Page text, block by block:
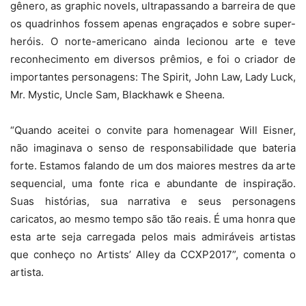
gênero, as graphic novels, ultrapassando a barreira de que
os quadrinhos fossem apenas engraçados e sobre super-
heróis. O norte-americano ainda lecionou arte e teve
reconhecimento em diversos prêmios, e foi o criador de
importantes personagens: The Spirit, John Law, Lady Luck,
Mr. Mystic, Uncle Sam, Blackhawk e Sheena.
“Quando aceitei o convite para homenagear Will Eisner,
não imaginava o senso de responsabilidade que bateria
forte. Estamos falando de um dos maiores mestres da arte
sequencial, uma fonte rica e abundante de inspiração.
Suas histórias, sua narrativa e seus personagens
caricatos, ao mesmo tempo são tão reais. É uma honra que
esta arte seja carregada pelos mais admiráveis artistas
que conheço no Artists’ Alley da CCXP2017”, comenta o
artista.